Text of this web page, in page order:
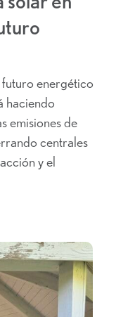
energético
haciendo
emisiones de
centrales
y el